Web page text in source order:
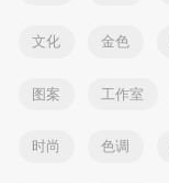
文化 金色
图案 工作室
时尚 色调